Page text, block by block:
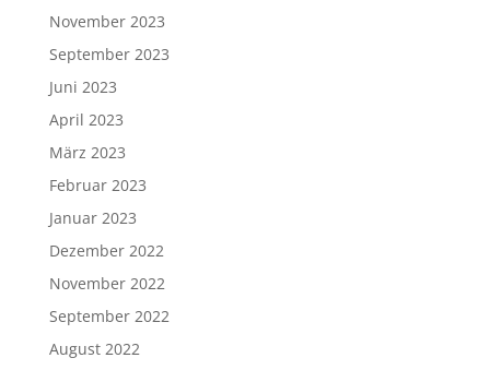
November 2023
September 2023
Juni 2023
April 2023
März 2023
Februar 2023
Januar 2023
Dezember 2022
November 2022
September 2022
August 2022